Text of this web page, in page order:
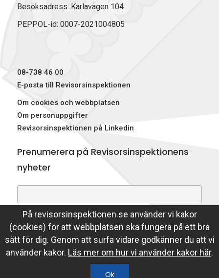
På revisorsinspektionen.se använder vi kakor
(cookies) för att webbplatsen ska fungera på ett bra
sätt för dig. Genom att surfa vidare godkänner du att vi
använder kakor. Läs mer om hur vi använder kakor här.
Besöksadress: Karlavägen 104
PEPPOL-id: 0007-2021004805
08-738 46 00
E-posta till Revisorsinspektionen
Om cookies och webbplatsen
Om personuppgifter
Revisorsinspektionen på Linkedin
Prenumerera på Revisorsinspektionens
nyheter
Genom att prenumerera på nyheter godkänner du att
Revisorsinspektionen lagrar din e-postadress.
Läs mer